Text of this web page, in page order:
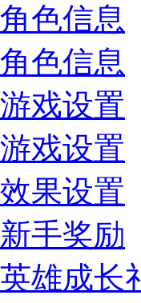
角色信息
角色信息
游戏设置
游戏设置
效果设置
新手奖励
英雄成长